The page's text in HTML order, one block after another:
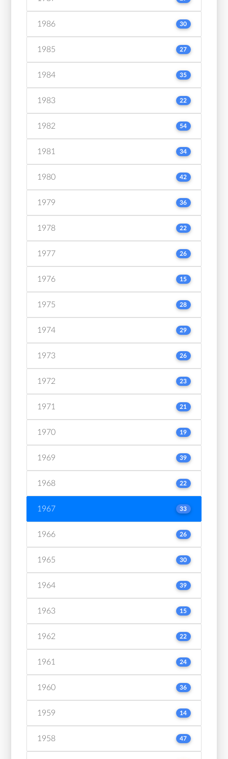
1986 30
1985 27
1984 35
1983 22
1982 54
1981 34
1980 42
1979 36
1978 22
1977 26
1976 15
1975 28
1974 29
1973 26
1972 23
1971 21
1970 19
1969 39
1968 22
1967 33
1966 26
1965 30
1964 39
1963 15
1962 22
1961 24
1960 36
1959 14
1958 47